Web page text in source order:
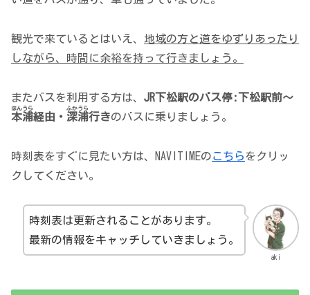
観光で来ているとはいえ、 地域の方と道をゆずりあったり
しながら、時間に余裕を持って行きましょう。
またバスを利用する方は、 JR下松駅のバス停:下松駅前～
本浦
ほんうら
経由・ 深浦
ふかうら
行きのバスに乗りましょう。
時刻表をすぐに見たい方は、NAVITIMEのこちらをクリッ
クしてください。
aki
時刻表は更新されることがあります。
最新の情報をキャッチしていきましょう。